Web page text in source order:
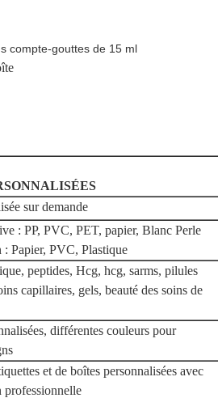
compte-gouttes de 15 ml
sur demande
: PP, PVC, PET, papier, Blanc Perle
: Papier, PVC, Plastique
peptides, Hcg, hcg, sarms, pilules
capillaires, gels, beauté des soins de
différentes couleurs pour
et de boîtes personnalisées avec
professionnelle